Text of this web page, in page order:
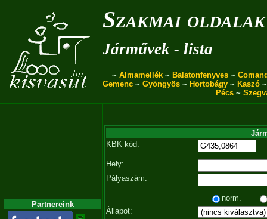
Szakmai oldalak
Járművek - lista
~ Almamellék ~ Balatonfenyves ~
Gemenc ~ Gyöngyös ~ Hortobágy ~ Kaszó
Pécs ~
Partnereink
KBK kód:
Hely:
Pályaszám:
norm.
Állapot: